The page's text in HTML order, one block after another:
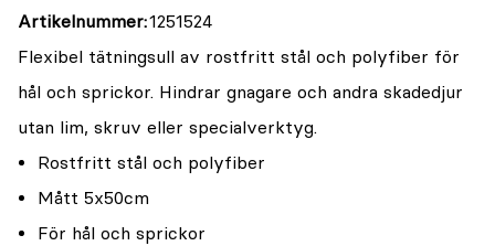
Artikelnummer 1251524
Flexibel tätningsull av rostfritt stål och polyfiber för
hål och sprickor. Hindrar gnagare och andra skadedjur
utan lim, skruv eller specialverktyg.
Rostfritt stål och polyfiber
Mått 5x50cm
För hål och sprickor